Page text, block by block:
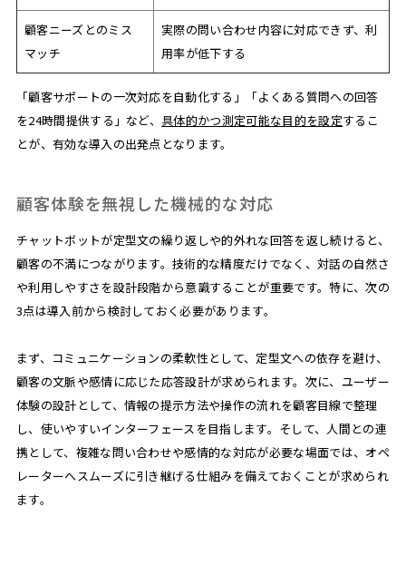
顧客ニーズとのミス
マッチ
実際の問い合わせ内容に対応できず、利
用率が低下する
「顧客サポートの一次対応を自動化する」「よくある質問への回答
を24時間提供する」など、 具体的かつ測定可能な目的を設定するこ
とが、有効な導入の出発点となります。
顧客体験を無視した機械的な対応
チャットボットが定型文の繰り返しや的外れな回答を返し続けると、
顧客の不満につながります。技術的な精度だけでなく、対話の自然さ
や利用しやすさを設計段階から意識することが重要です。特に、次の
3点は導入前から検討しておく必要があります。
まず、コミュニケーションの柔軟性として、定型文への依存を避け、
顧客の文脈や感情に応じた応答設計が求められます。次に、ユーザー
体験の設計として、情報の提示方法や操作の流れを顧客目線で整理
し、使いやすいインターフェースを目指します。そして、人間との連
携として、複雑な問い合わせや感情的な対応が必要な場面では、オペ
レーターへスムーズに引き継げる仕組みを備えておくことが求められ
ます。